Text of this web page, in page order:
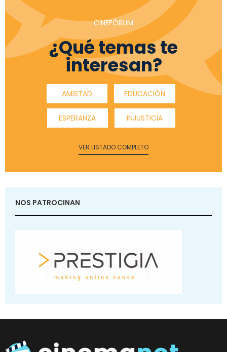
CINEFÓRUM
¿Qué temas te
interesan?
AMISTAD EDUCACIÓN
ESPERANZA INJUSTICIA
VER LISTADO COMPLETO
NOS PATROCINAN